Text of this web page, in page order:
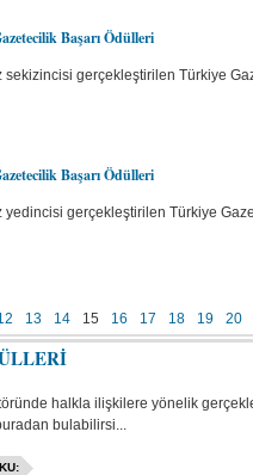
Başarı Ödülleri
sekizincisi gerçekleştirilen Türkiye
Başarı Ödülleri
yedincisi gerçekleştirilen Türkiye
13 14 15 16 17 18 19 20
halkla ilişkilere yönelik
bulabilirsi...